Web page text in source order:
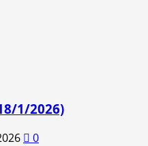
1/2026)
0